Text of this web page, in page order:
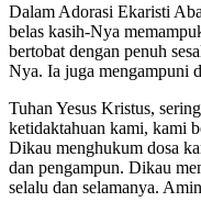
Dalam Adorasi Ekaristi
belas kasih-Nya
bertobat dengan penuh
Nya. Ia juga mengampuni
Tuhan Yesus Kristus,
ketidaktahuan kami, kami
Dikau menghukum dosa
dan pengampun. Dikau
selalu dan selamanya.